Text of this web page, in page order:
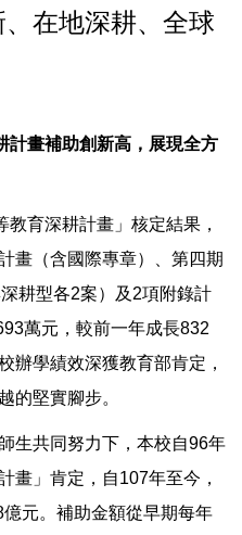
在地深耕、全球
計畫補助創新高，展現全方
育深耕計畫」核定結果，
畫（含國際專章）、第四期
耕型各2案）及2項附錄計
萬元，較前一年成長832
辦學績效深獲教育部肯定，
的堅實腳步。
生共同努力下，本校自96年
畫」肯定，自107年至今，
元。補助金額從早期每年